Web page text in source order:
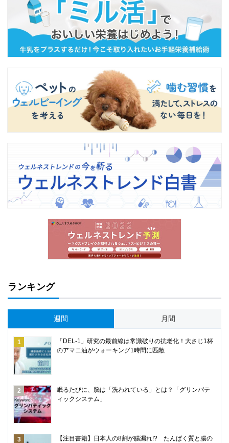
ランキング
週間 月間
「DEL-1」研究の最前線は常識破りの抗老化！大さじ1杯
のアマニ油がウォーキング1時間に匹敵
眠るたびに、脳は「洗われている」とは？「グリンパテ
ィックシステム」
【注目書籍】日本人の8割が腸漏れ!? たんぱく質と腸の